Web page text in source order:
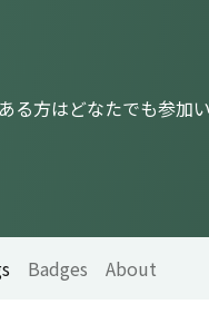
る方はどなたでも参加
Badges About